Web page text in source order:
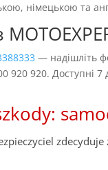
німецькою та
— надішліть
920 920. Доступні
zdecyduje